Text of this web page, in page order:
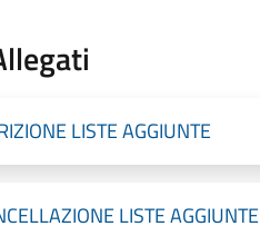
LISTE AGGIUNTE
LISTE AGGIUNTE